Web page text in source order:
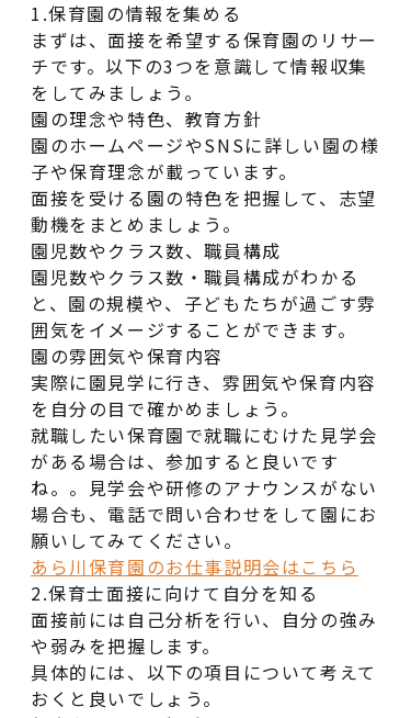
1.保育園の情報を集める
まずは、面接を希望する保育園のリサー
チです。以下の3つを意識して情報収集
をしてみましょう。
園の理念や特色、教育方針
園のホームページやSNSに詳しい園の様
子や保育理念が載っています。
面接を受ける園の特色を把握して、志望
動機をまとめましょう。
園児数やクラス数、職員構成
園児数やクラス数・職員構成がわかる
と、園の規模や、子どもたちが過ごす雰
囲気をイメージすることができます。
園の雰囲気や保育内容
実際に園見学に行き、雰囲気や保育内容
を自分の目で確かめましょう。
就職したい保育園で就職にむけた見学会
がある場合は、参加すると良いです
ね。。見学会や研修のアナウンスがない
場合も、電話で問い合わせをして園にお
願いしてみてください。
あら川保育園のお仕事説明会はこちら
2.保育士面接に向けて自分を知る
面接前には自己分析を行い、自分の強み
や弱みを把握します。
具体的には、以下の項目について考えて
おくと良いでしょう。